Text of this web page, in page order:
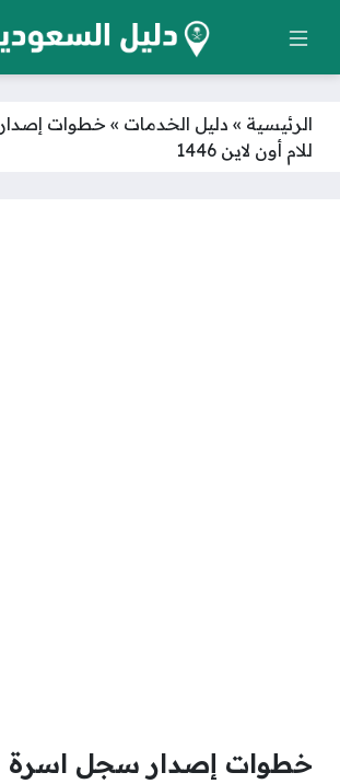
الرئيسية » دليل الخدمات » خطوات
للام أون لاين 1446
خطوات إصدار سجل اسرة